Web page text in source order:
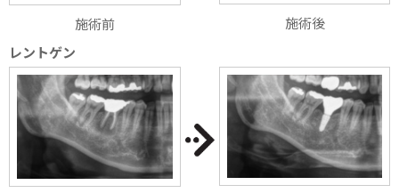
施術前
施術後
レントゲン